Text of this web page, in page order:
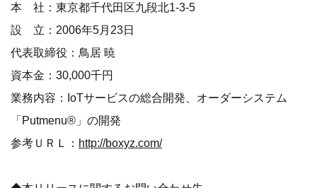
本 社：東京都千代田区九段北1-3-5
設 立：2006年5月23日
代表取締役：鳥居 暁
資本金：30,000千円
業務内容：IoTサービスの総合開発、オーダーシステム
「Putmenu®」の開発
参考ＵＲＬ： http://boxyz.com/